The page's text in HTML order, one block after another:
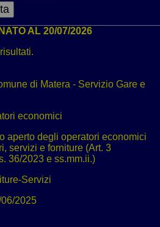
AL 20/07/2026
di Matera - Servizio Gare e
economici
aperto degli operatori economici
servizi e forniture (Art. 3
36/2023 e ss.mm.ii.)
Servizi
2025